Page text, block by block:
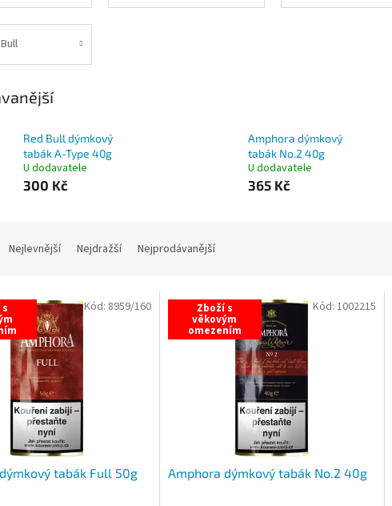
Red Bull dýmkový
tabák A-Type 40g
U dodavatele
300 Kč
Amphora dýmkový
tabák No.2 40g
U dodavatele
365 Kč
Nejlevnější Nejdražší Nejprodávanější
tabák Full 50g
Kód: 8959/160 Zboží s
věkovým
omezením
Amphora dýmkový tabák No.2 40g
Kód: 1002215